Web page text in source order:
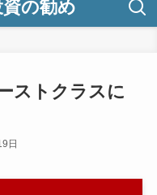
の勧め
ストクラスに
日